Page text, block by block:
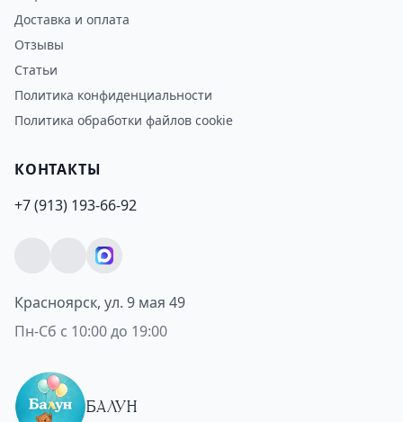
Доставка и оплата
Отзывы
Статьи
Политика конфиденциальности
Политика обработки файлов cookie
КОНТАКТЫ
+7 (913) 193-66-92
Красноярск, ул. 9 мая 49
Пн-Сб с 10:00 до 19:00
БАЛУН